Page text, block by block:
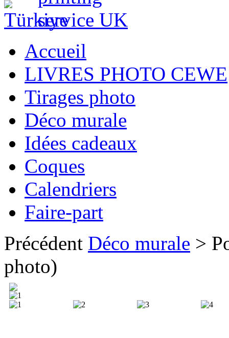
Accueil
LIVRES PHOTO CEWE
Tirages photo
Déco murale
Idées cadeaux
Coques
Calendriers
Faire-part
Précédent Déco murale >
photo)